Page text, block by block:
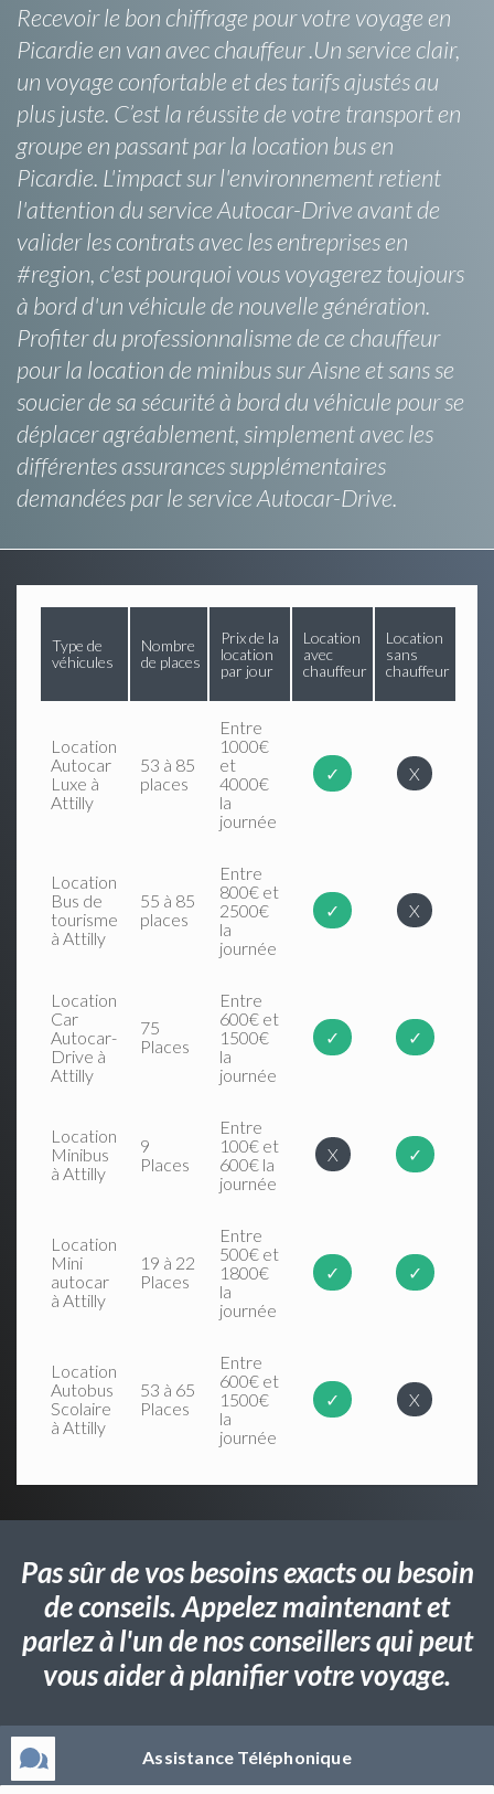
Recevoir le bon chiffrage pour votre voyage en
Picardie en van avec chauffeur .Un service clair,
un voyage confortable et des tarifs ajustés au
plus juste. C’est la réussite de votre transport en
groupe en passant par la location bus en
Picardie. L'impact sur l'environnement retient
l'attention du service Autocar-Drive avant de
valider les contrats avec les entreprises en
#region, c'est pourquoi vous voyagerez toujours
à bord d'un véhicule de nouvelle génération.
Profiter du professionnalisme de ce chauffeur
pour la location de minibus sur Aisne et sans se
soucier de sa sécurité à bord du véhicule pour se
déplacer agréablement, simplement avec les
différentes assurances supplémentaires
demandées par le service Autocar-Drive.
Type de
véhicules
Nombre
de places
Prix de la
location
par jour
Location
avec
chauffeur
Location
sans
chauffeur
Location
Autocar
Luxe à
Attilly
53 à 85
places
Entre
1000€
et
4000€
la
journée
✓ X
Location
Bus de
tourisme
à Attilly
55 à 85
places
Entre
800€ et
2500€
la
journée
✓ X
Location
Car
Autocar-
Drive à
Attilly
75
Places
Entre
600€ et
1500€
la
journée
✓ ✓
Location
Minibus
à Attilly
9
Places
Entre
100€ et
600€ la
journée
X ✓
Location
Mini
autocar
à Attilly
19 à 22
Places
Entre
500€ et
1800€
la
journée
✓ ✓
Location
Autobus
Scolaire
à Attilly
53 à 65
Places
Entre
600€ et
1500€
la
journée
✓ X
Pas sûr de vos besoins exacts ou besoin
de conseils. Appelez maintenant et
parlez à l'un de nos conseillers qui peut
vous aider à planifier votre voyage.
Assistance Téléphonique